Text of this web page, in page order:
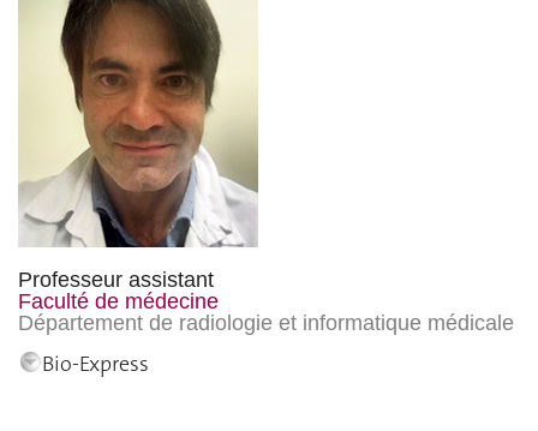
Professeur assistant
Faculté de médecine
Département de radiologie et informatique médicale
Bio-Express